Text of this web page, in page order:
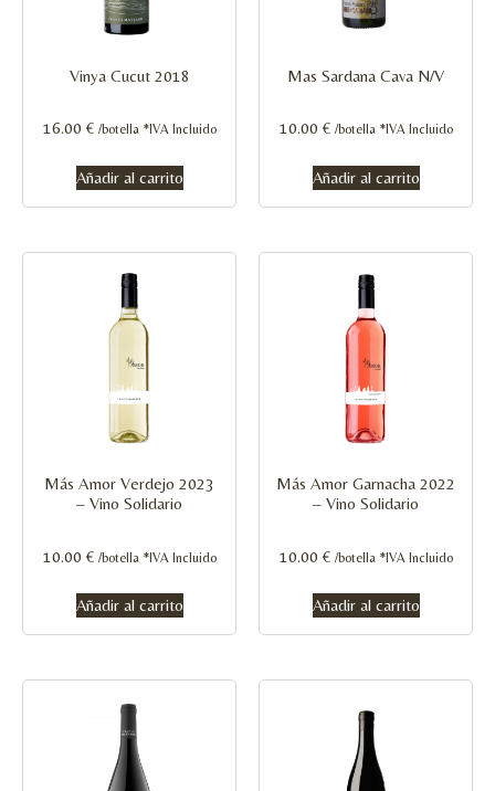
Vinya Cucut 2018
16.00 € /botella *IVA Incluido
Añadir al carrito
Mas Sardana Cava N/V
10.00 € /botella *IVA Incluido
Añadir al carrito
Más Amor Verdejo 2023
– Vino Solidario
10.00 € /botella *IVA Incluido
Añadir al carrito
Más Amor Garnacha 2022
– Vino Solidario
10.00 € /botella *IVA Incluido
Añadir al carrito